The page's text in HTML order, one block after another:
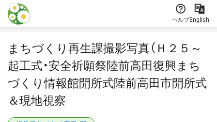
本文に飛ぶ
ヘルプEnglish
まちづくり再生課撮影写真（Ｈ２５～
起工式・安全祈願祭陸前高田復興まち
づくり情報館開所式陸前高田市開所式
＆現地視察